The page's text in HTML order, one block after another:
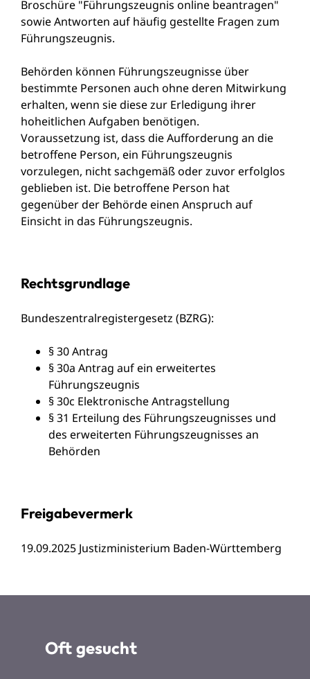
Broschüre "Führungszeugnis online beantragen"
sowie Antworten auf häufig gestellte Fragen zum
Führungszeugnis.
Behörden können Führungszeugnisse über
bestimmte Personen auch ohne deren Mitwirkung
erhalten, wenn sie diese zur Erledigung ihrer
hoheitlichen Aufgaben benötigen.
Voraussetzung ist, dass die Aufforderung an die
betroffene Person, ein Führungszeugnis
vorzulegen, nicht sachgemäß oder zuvor erfolglos
geblieben ist. Die betroffene Person hat
gegenüber der Behörde einen Anspruch auf
Einsicht in das Führungszeugnis.
Rechtsgrundlage
Bundeszentralregistergesetz (BZRG):
§ 30 Antrag
§ 30a Antrag auf ein erweitertes
Führungszeugnis
§ 30c Elektronische Antragstellung
§ 31 Erteilung des Führungszeugnisses und
des erweiterten Führungszeugnisses an
Behörden
Freigabevermerk
19.09.2025 Justizministerium Baden-Württemberg
Oft gesucht